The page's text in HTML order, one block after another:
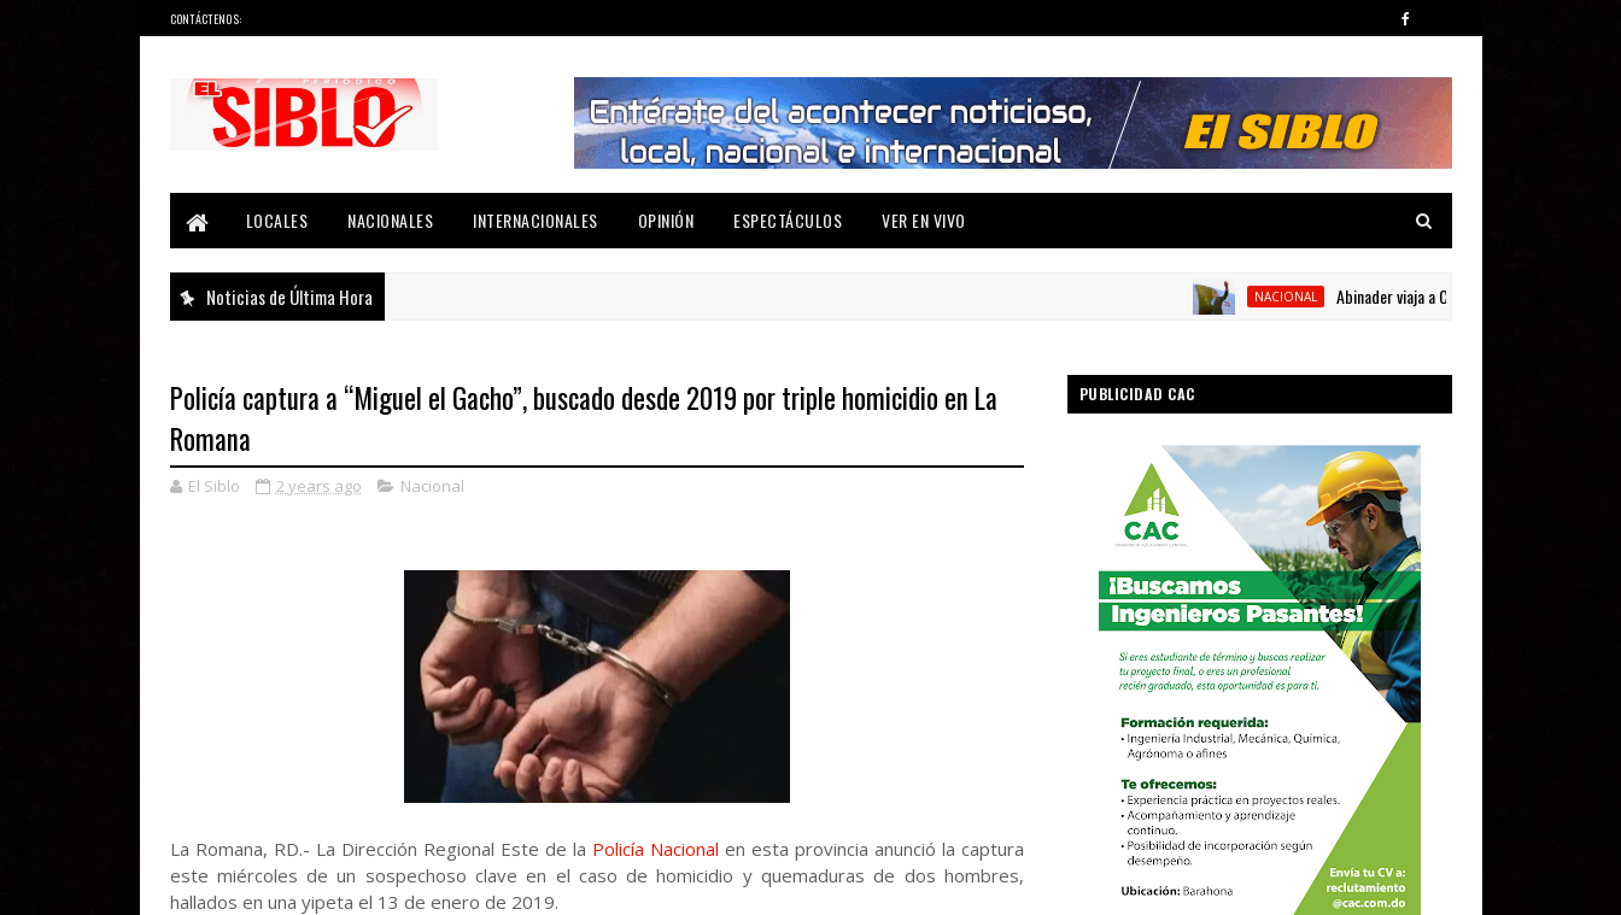
CONTÁCTENOS:
LOCALES
NACIONALES INTERNACIONALES OPINIÓN ESPECTÁCULOS VER EN VIVO
Noticias de Última Hora NACIONAL Abinader viaja a Colombia para participar en la
Policía captura a “Miguel el Gacho”, buscado desde 2019 por triple homicidio en La
Romana
El Siblo 2 years ago Nacional
La Romana, RD.- La Dirección Regional Este de la Policía Nacional en esta provincia anunció la captura
este miércoles de un sospechoso clave en el caso de homicidio y quemaduras de dos hombres,
hallados en una yipeta el 13 de enero de 2019.
PUBLICIDAD CAC